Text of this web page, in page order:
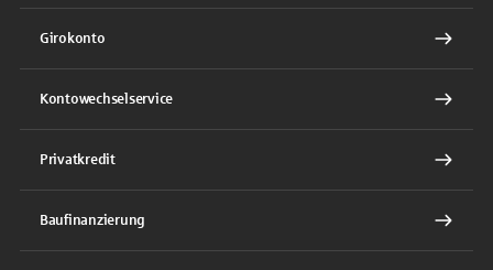
Girokonto
Kontowechselservice
Privatkredit
Baufinanzierung